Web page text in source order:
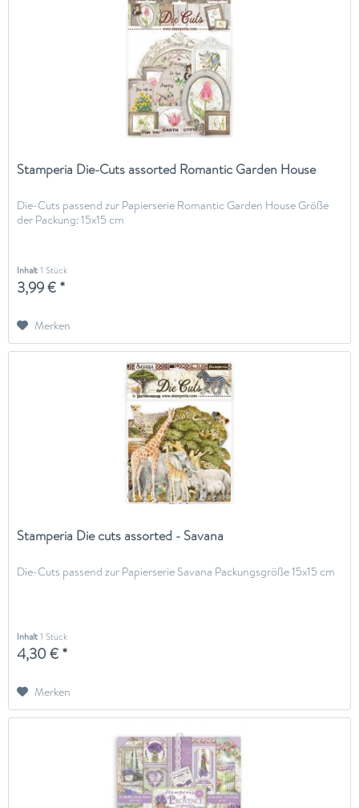
Stamperia Die-Cuts assorted Romantic Garden House
Die-Cuts passend zur Papierserie Romantic Garden House Größe
der Packung: 15x15 cm
Inhalt1 Stück
3,99 € *
Merken
Stamperia Die cuts assorted - Savana
Die-Cuts passend zur Papierserie Savana Packungsgröße 15x15 cm
Inhalt1 Stück
4,30 € *
Merken